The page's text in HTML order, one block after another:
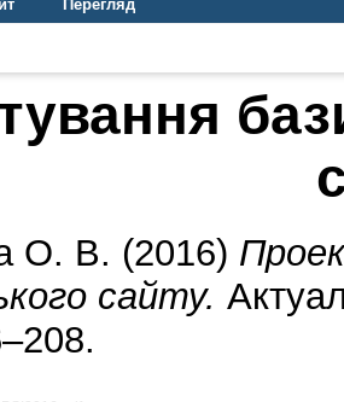
Перегляд
О. В. (2016)
сайту.